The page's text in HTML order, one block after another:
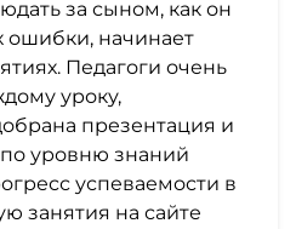
за сыном, как он
ошибки, начинает
Педагоги очень
уроку,
презентация и
уровню знаний
успеваемости в
занятия на сайте